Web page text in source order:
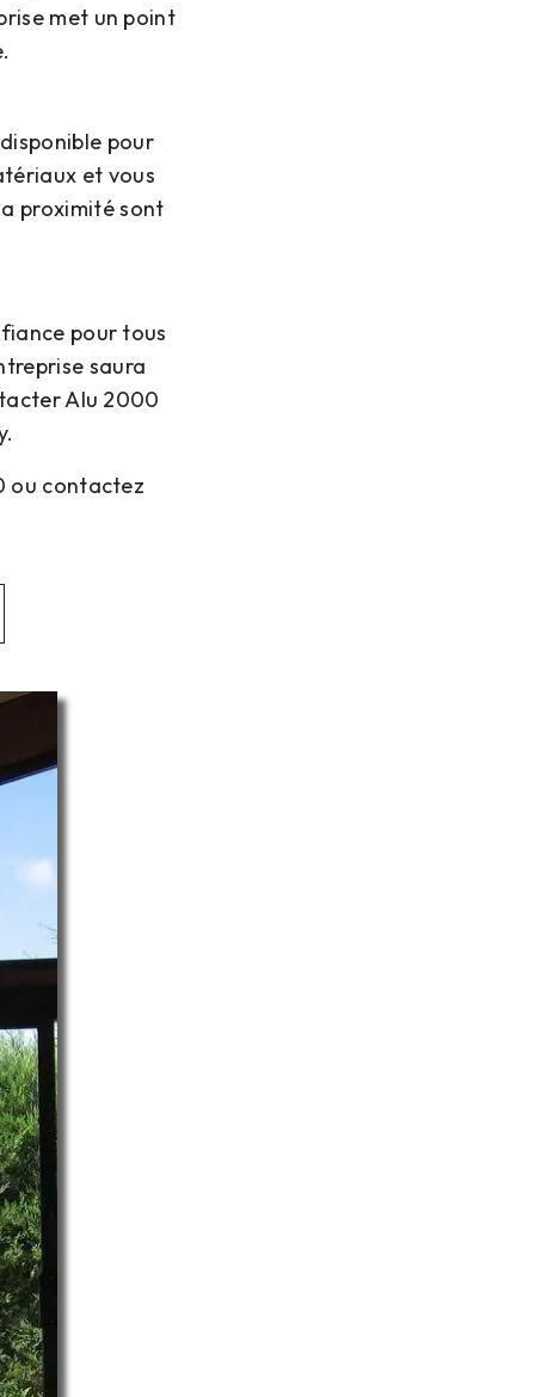
met un point
pour
et vous
proximité sont
pour tous
saura
Alu 2000
ou contactez